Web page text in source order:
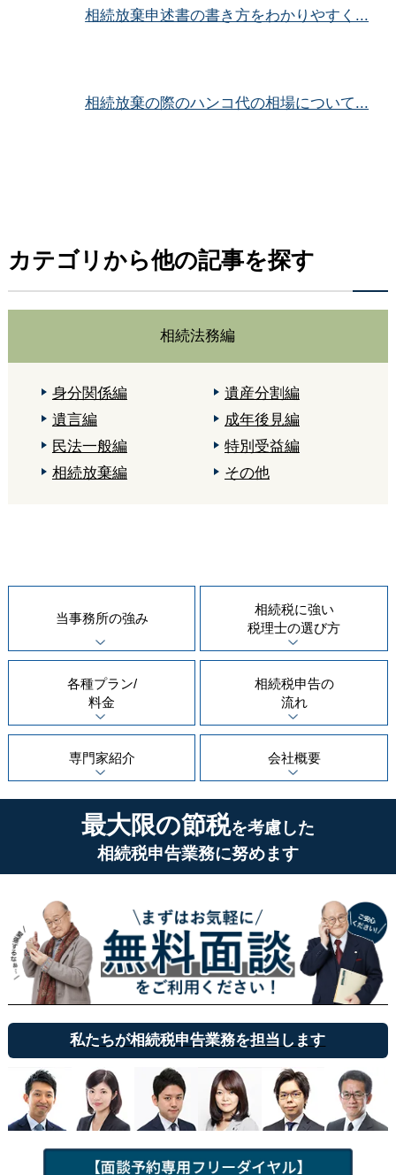
相続放棄申述書の書き方をわかりやすく...
相続放棄の際のハンコ代の相場について...
カテゴリから他の記事を探す
相続法務編
身分関係編
遺産分割編
遺言編
成年後見編
民法一般編
特別受益編
相続放棄編
その他
当事務所の強み
相続税に強い
税理士の選び方
各種プラン/
料金
相続税申告の
流れ
専門家紹介 会社概要
最大限の節税を考慮した
相続税申告業務に努めます
私たちが相続税申告業務を担当します